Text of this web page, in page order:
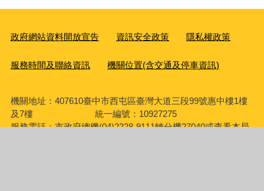
政府網站資料開放宣告 資訊安全政策 隱私權政策
服務時間及聯絡資訊 機關位置(含交通及停車資訊)
機關地址：407610臺中市西屯區臺灣大道三段99號惠中樓1樓
及7樓 統一編號：10927275
服務電話：市政府總機(04)2228-9111轉分機27040或查看本局